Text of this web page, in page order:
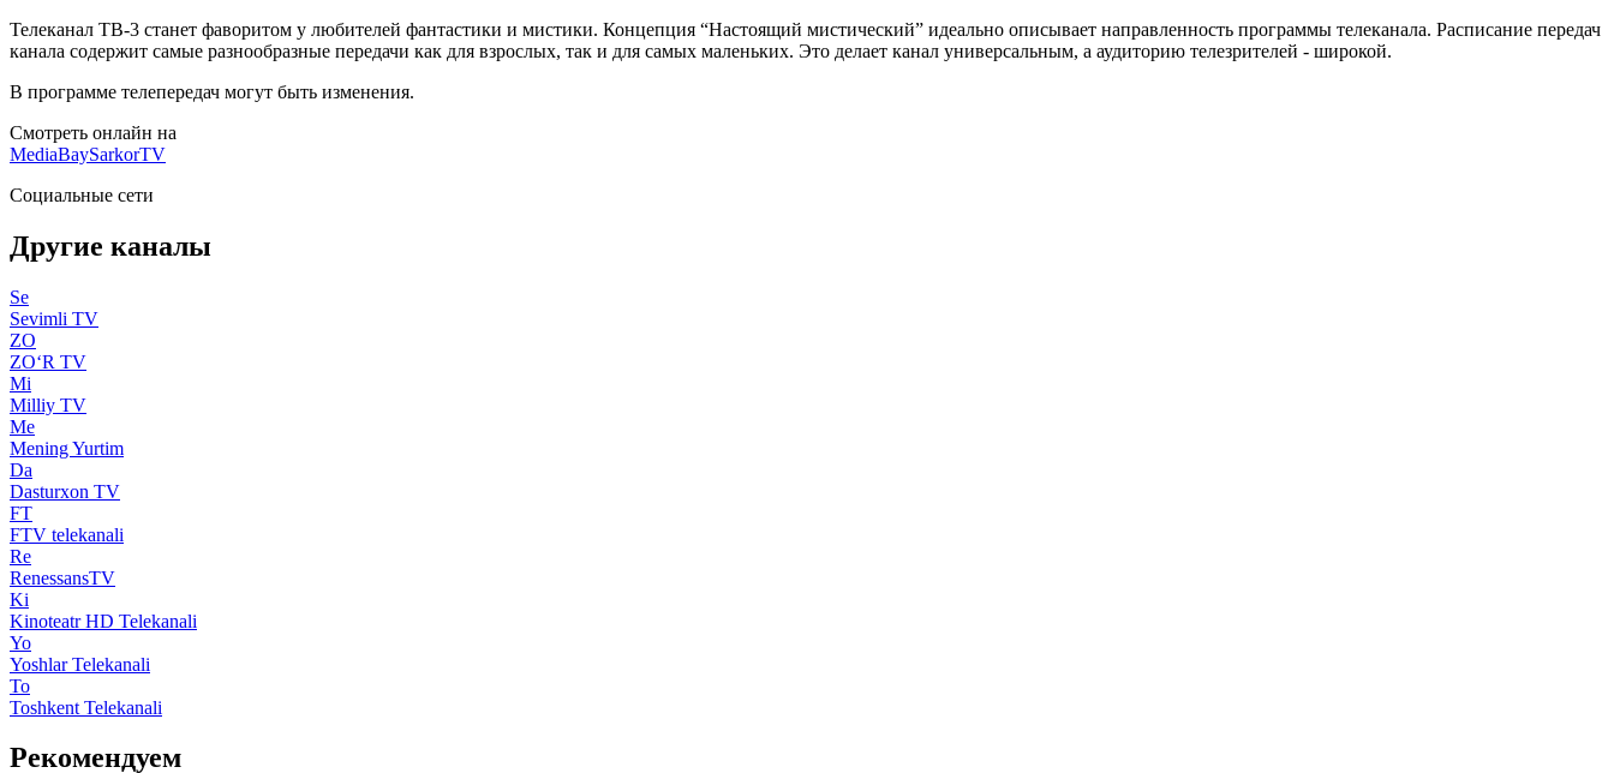
Телеканал ТВ-3 станет фаворитом у любителей фантастики и мистики. Концепция “Настоящий мистический” идеально описывает направленность программы телеканала. Расписание передач
канала содержит самые разнообразные передачи как для взрослых, так и для самых маленьких. Это делает канал универсальным, а аудиторию телезрителей - широкой.
В программе телепередач могут быть изменения.
Смотреть онлайн на
MediaBaySarkorTV
Социальные сети
Другие каналы
Se
Sevimli TV
ZO
ZO‘R TV
Mi
Milliy TV
Me
Mening Yurtim
Da
Dasturxon TV
FT
FTV telekanali
Re
RenessansTV
Ki
Kinoteatr HD Telekanali
Yo
Yoshlar Telekanali
To
Toshkent Telekanali
Рекомендуем